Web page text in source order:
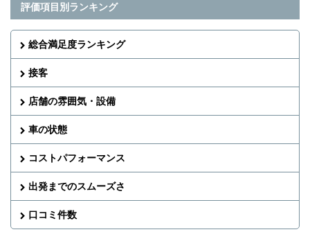
評価項目別ランキング
総合満足度ランキング
接客
店舗の雰囲気・設備
車の状態
コストパフォーマンス
出発までのスムーズさ
口コミ件数